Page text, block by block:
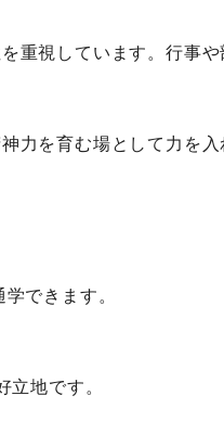
視しています。行事や
を育む場として力を入
できます。
地です。